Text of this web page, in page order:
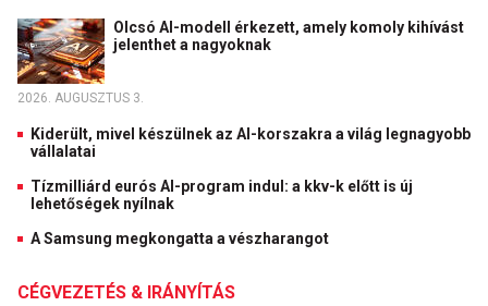
Olcsó AI-modell érkezett, amely komoly kihívást
jelenthet a nagyoknak
2026. AUGUSZTUS 3.
Kiderült, mivel készülnek az AI-korszakra a világ legnagyobb
vállalatai
Tízmilliárd eurós AI-program indul: a kkv-k előtt is új
lehetőségek nyílnak
A Samsung megkongatta a vészharangot
CÉGVEZETÉS & IRÁNYÍTÁS